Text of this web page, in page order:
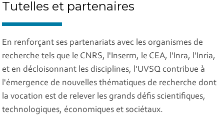
Tutelles et partenaires
En renforçant ses partenariats avec les organismes de
recherche tels que le CNRS, l'Inserm, le CEA, l'Inra, l'Inria,
et en décloisonnant les disciplines, l'UVSQ contribue à
l'émergence de nouvelles thématiques de recherche dont
la vocation est de relever les grands défis scientifiques,
technologiques, économiques et sociétaux.